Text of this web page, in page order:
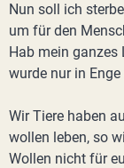
Nun soll ich
um für den
Hab mein ganzes
wurde nur in
Wir Tiere haben
wollen leben, so
Wollen nicht für